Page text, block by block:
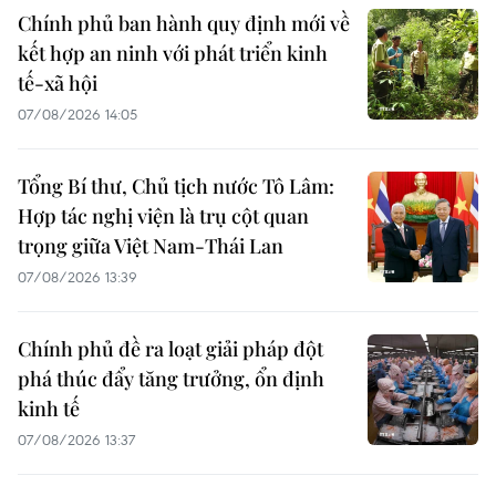
Chính phủ ban hành quy định mới về
kết hợp an ninh với phát triển kinh
tế-xã hội
07/08/2026 14:05
Tổng Bí thư, Chủ tịch nước Tô Lâm:
Hợp tác nghị viện là trụ cột quan
trọng giữa Việt Nam-Thái Lan
07/08/2026 13:39
Chính phủ đề ra loạt giải pháp đột
phá thúc đẩy tăng trưởng, ổn định
kinh tế
07/08/2026 13:37